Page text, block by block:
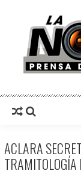
La Nota
ACLARA
TRAMITOLOGÍA